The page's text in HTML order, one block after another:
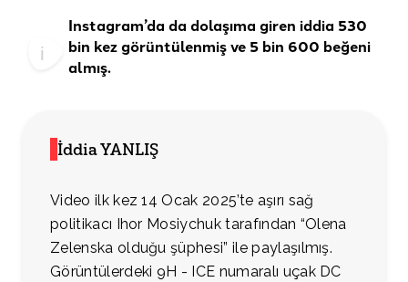
Instagram’da da dolaşıma giren iddia 530
bin kez görüntülenmiş ve 5 bin 600 beğeni
almış.
İddia YANLIŞ
Video ilk kez 14 Ocak 2025’te aşırı sağ
politikacı Ihor Mosiychuk tarafından “Olena
Zelenska olduğu şüphesi” ile paylaşılmış.
Görüntülerdeki 9H - ICE numaralı uçak DC